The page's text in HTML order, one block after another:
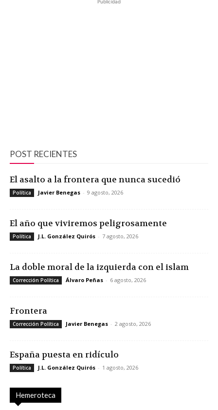
Publicidad
POST RECIENTES
El asalto a la frontera que nunca sucedió
Política Javier Benegas - 9 agosto, 2026
El año que viviremos peligrosamente
Política J.L. González Quirós - 7 agosto, 2026
La doble moral de la izquierda con el islam
Corrección Política Álvaro Peñas - 6 agosto, 2026
Frontera
Corrección Política Javier Benegas - 2 agosto, 2026
España puesta en ridículo
Política J.L. González Quirós - 1 agosto, 2026
Hemeroteca